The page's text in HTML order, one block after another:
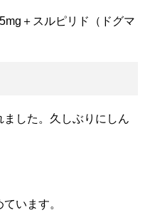
＋スルピリド（ドグマ
した。久しぶりにしん
います。